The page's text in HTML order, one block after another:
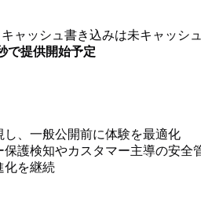
キャッシュ書き込みは未キャッシ
で提供開始予定
し、一般公開前に体験を最適化
保護検知やカスタマー主導の安全
化を継続